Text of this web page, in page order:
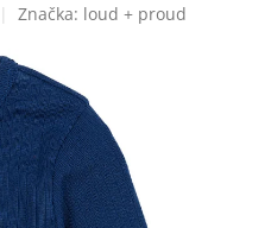
Značka: loud + proud